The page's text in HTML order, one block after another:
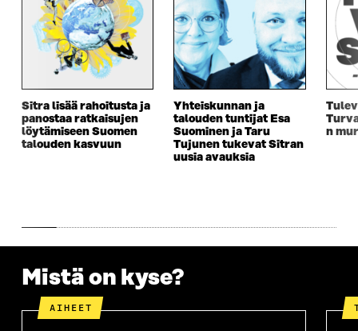
Sitra lisää rahoitusta ja
panostaa ratkaisujen
löytämiseen Suomen
talouden kasvuun
Yhteiskunnan ja
talouden tuntijat Esa
Suominen ja Taru
Tujunen tukevat Sitran
uusia avauksia
n
Mistä on kyse?
AIHEET